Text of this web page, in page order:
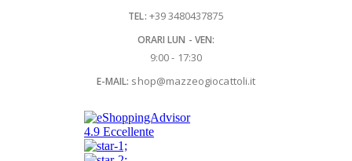
TEL: +39 3480437875
ORARI LUN - VEN:
9:00 - 17:30
E-MAIL: shop@mazzeogiocattoli.it